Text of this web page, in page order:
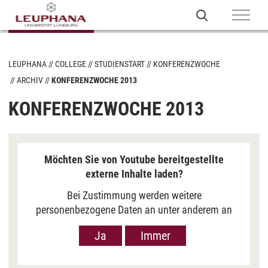
LEUPHANA COLLEGE STUDIENSTART
KONFERENZWOCHE
ARCHIV
KONFERENZWOCHE 2013
KONFERENZWOCHE 2013
Möchten Sie von Youtube bereitgestellte
externe Inhalte laden?
Bei Zustimmung werden weitere
personenbezogene Daten an unter anderem an
Google in den USA übermittelt, um Ihnen Youtube-
Videos anzuzeigen. Der Europäische Gerichtshof
Ja Immer